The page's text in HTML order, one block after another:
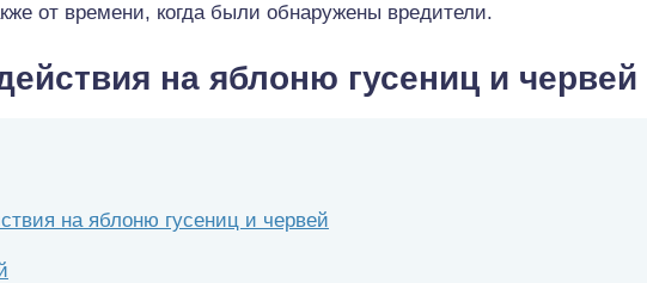
от времени, когда были обнаружены вредители.
на яблоню гусениц и червей
на яблоню гусениц и червей